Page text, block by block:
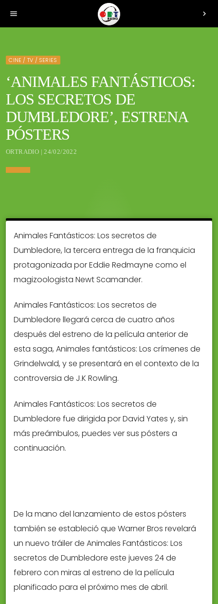
menu chevron_right
CINE / TV / SERIES
‘ANIMALES FANTÁSTICOS:
LOS SECRETOS DE
DUMBLEDORE’, ESTRENA
PÓSTERS
ORTRADIO | 24/02/2022
Animales Fantásticos: Los secretos de
Dumbledore, la tercera entrega de la franquicia
protagonizada por Eddie Redmayne como el
magizoologista Newt Scamander.
Animales Fantásticos: Los secretos de
Dumbledore llegará cerca de cuatro años
después del estreno de la película anterior de
esta saga, Animales fantásticos: Los crímenes de
Grindelwald, y se presentará en el contexto de la
controversia de J.K Rowling.
Animales Fantásticos: Los secretos de
Dumbledore fue dirigida por David Yates y, sin
más preámbulos, puedes ver sus pósters a
continuación.
De la mano del lanzamiento de estos pósters
también se estableció que Warner Bros revelará
un nuevo tráiler de Animales Fantásticos: Los
secretos de Dumbledore este jueves 24 de
febrero con miras al estreno de la película
planificado para el próximo mes de abril.